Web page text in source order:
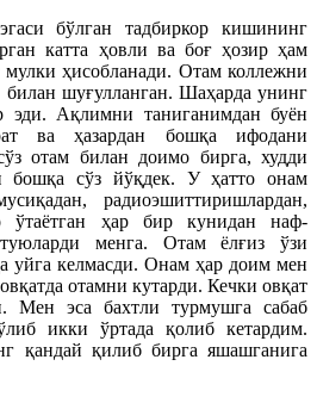
бўлган тадбиркор кишининг
катта ҳовли ва боғ ҳозир ҳам
ҳисобланади. Отам коллежни
билан шуғулланган. Шаҳарда унинг
эди. Ақлимни таниганимдан буён
ва ҳазардан бошқа ифодани
отам билан доимо бирга, худди
бошқа сўз йўқдек. У ҳатто онам
радиоэшиттиришлардан,
ўтаётган ҳар бир кунидан наф­
туюларди менга. Отам ёлғиз ўзи
уйга келмасди. Онам ҳар доим мен
отамни кутарди. Кечки овқат
Мен эса бахтли турмушга сабаб
икки ўртада қолиб кетардим.
қандай қилиб бирга яшашганига